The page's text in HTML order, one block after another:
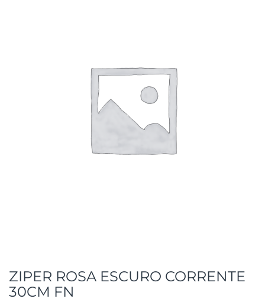
ZIPER ROSA ESCURO CORRENTE
30CM FN